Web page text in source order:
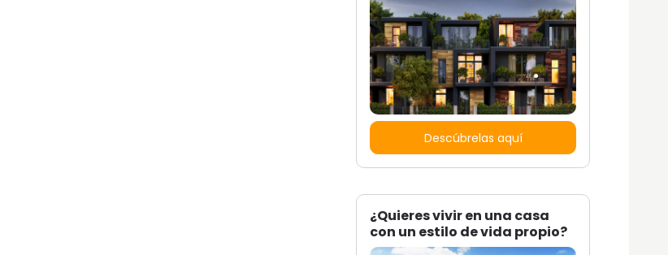
Descúbrelas aquí
¿Quieres vivir en una casa
con un estilo de vida propio?